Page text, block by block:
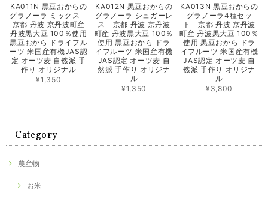
KA011N 黒豆おからの
グラノーラ ミックス
京都 丹波 京丹波町産
丹波黒大豆 100％使用
黒豆おから ドライフル
ーツ 米国産有機JAS認
定 オーツ麦 自然派 手
作り オリジナル
¥1,350
KA012N 黒豆おからの
グラノーラ シュガーレ
ス 京都 丹波 京丹波
町産 丹波黒大豆 100％
使用 黒豆おから ドラ
イフルーツ 米国産有機
JAS認定 オーツ麦 自
然派 手作り オリジナ
ル
¥1,350
KA013N 黒豆おからの
グラノーラ4種セッ
ト 京都 丹波 京丹波
町産 丹波黒大豆 100％
使用 黒豆おから ドラ
イフルーツ 米国産有機
JAS認定 オーツ麦 自
然派 手作り オリジナ
ル
¥3,800
Category
農産物
お米